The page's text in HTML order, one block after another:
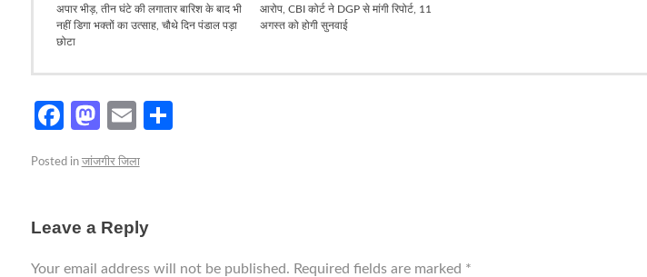
अपार भीड़, तीन घंटे की लगातार बारिश के बाद भी
नहीं डिगा भक्तों का उत्साह, चौथे दिन पंडाल पड़ा
छोटा
आरोप, CBI कोर्ट ने DGP से मांगी रिपोर्ट, 11
अगस्त को होगी सुनवाई
Facebook
Mastodon
Email
Posted in जांजगीर जिला
Leave a Reply
Your email address will not be published. Required fields are marked *